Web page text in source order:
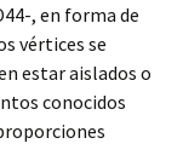
, en forma de
vértices se
estar aislados o
conocidos